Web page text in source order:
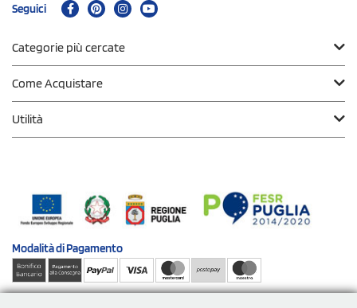
Seguici
Categorie più cercate
Come Acquistare
Utilità
Modalità diPagamento